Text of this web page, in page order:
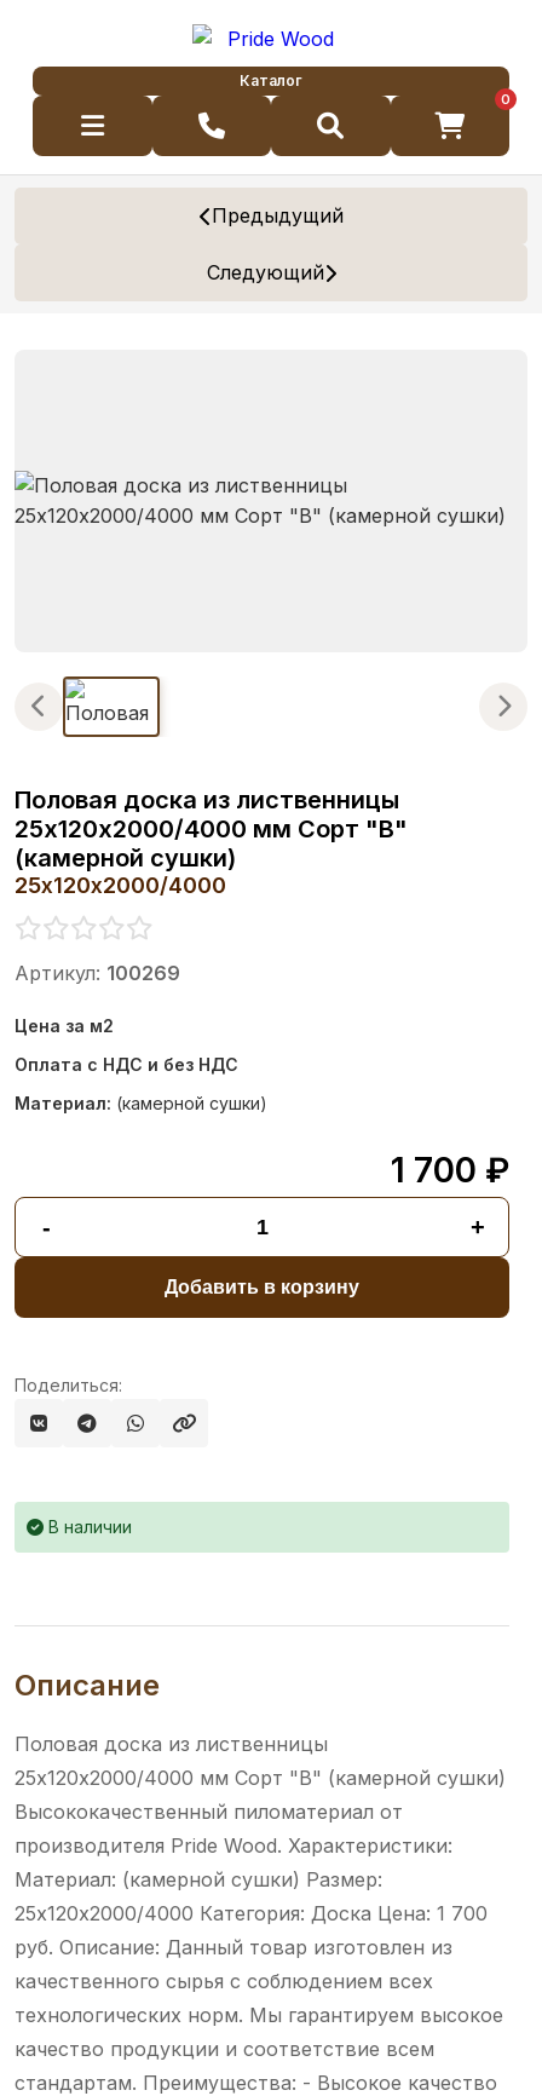
Каталог
0
Предыдущий
Следующий
Половая доска из лиственницы
25х120х2000/4000 мм Сорт "B"
(камерной сушки)
25х120х2000/4000
Артикул: 100269
Цена за м2
Оплата с НДС и без НДС
Материал: (камерной сушки)
1 700 ₽
- +
Добавить в корзину
Поделиться:
В наличии
Описание
Половая доска из лиственницы
25х120х2000/4000 мм Сорт "B" (камерной сушки)
Высококачественный пиломатериал от
производителя Pride Wood. Характеристики:
Материал: (камерной сушки) Размер:
25х120х2000/4000 Категория: Доска Цена: 1 700
руб. Описание: Данный товар изготовлен из
качественного сырья с соблюдением всех
технологических норм. Мы гарантируем высокое
качество продукции и соответствие всем
стандартам. Преимущества: - Высокое качество